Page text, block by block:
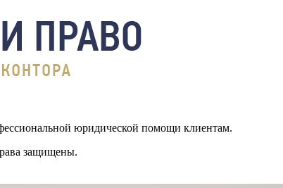
юридической помощи клиентам.
защищены.